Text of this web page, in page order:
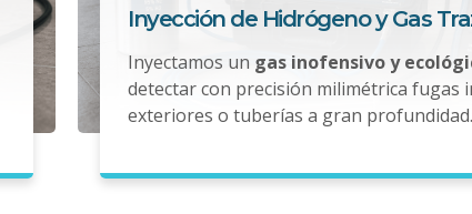
Inyección de Hidrógeno y Gas
Inyectamos un gas inofensivo y
detectar con precisión milimétrica fugas
exteriores o tuberías a gran profundidad.